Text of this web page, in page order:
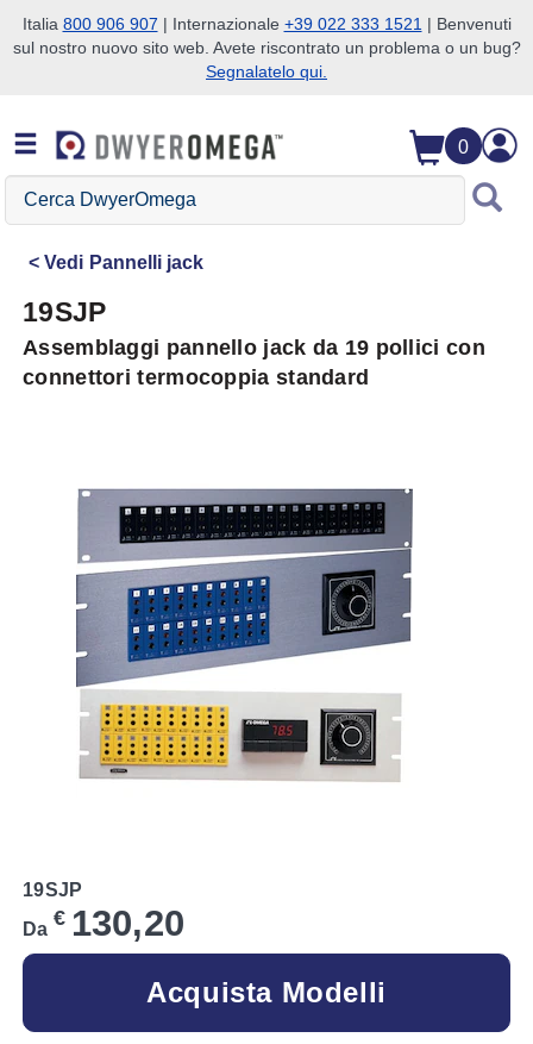
Salta alla ricerca
Salta al contenuto principale
Salta alla navigazione
Italia 800 906 907 | Internazionale +39 022 333 1521 | Benvenuti
sul nostro nuovo sito web. Avete riscontrato un problema o un bug?
Segnalatelo qui.
0
Cerca
DwyerOmega
Vedi Pannelli jack
19SJP
Assemblaggi pannello jack da 19 pollici con
connettori termocoppia standard
19SJP
Da € 130,20
Acquista Modelli